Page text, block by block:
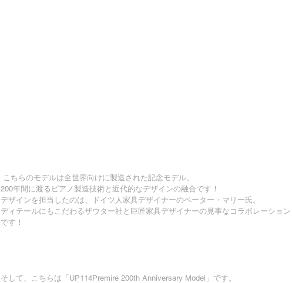
こちらのモデルは全世界向けに製造された記念モデル。
200年間に渡るピアノ製造技術と近代的なデザインの融合です！
デザインを担当したのは、ドイツ人家具デザイナーのペーター・マリー氏。
ディテールにもこだわるザウター社と巨匠家具デザイナーの見事なコラボレーション
です！
そして、こちらは「UP114Premire 200th Anniversary Model」です。